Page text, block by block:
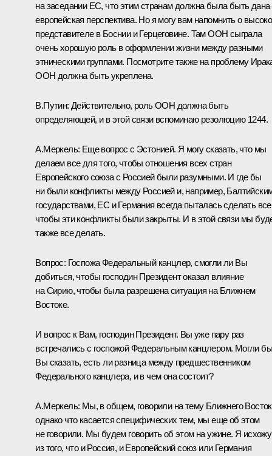
на заседании ЕС, что этим странам должна была быть дана
европейская перспектива. Но я могу вам напомнить о
представителе в Боснии и Герцеговине. Там ООН сыграла
очень хорошую роль в оформлении жизни между разными
этническими группами. Посмотрите также на проблему
ООН должна быть укреплена.
В.Путин: Действительно, роль ООН должна быть
определяющей, и в этой связи вспоминаю резолюцию 1244.
А.Меркель: Еще вопрос с Эстонией. Я могу сказать, что мы
делаем все для того, чтобы отношения всех стран
Европейского союза с Россией были разумными. И где бы
ни были конфликты между Россией и, например,
государствами, ЕС и Германия всегда пыталась сделать
чтобы эти конфликты были закрыты. И в этой связи мы
также все делать.
Вопрос: Госпожа Федеральный канцлер, смогли ли Вы
добиться, чтобы господин Президент оказал влияние
на Сирию, чтобы была разрешена ситуация на Ближнем
Востоке.
И вопрос к Вам, господин Президент. Вы уже пару раз
встречались с госпожой Федеральным канцлером. Могли бы
Вы сказать, есть ли разница между предшественником
Федерального канцлера, и в чем она состоит?
А.Меркель: Мы, в общем, говорили на тему Ближнего
однако что касается специфических тем, мы еще об этом
не говорили. Мы будем говорить об этом на ужине. Я исхожу
из того, что и Россия, и Европейский союз или Германия